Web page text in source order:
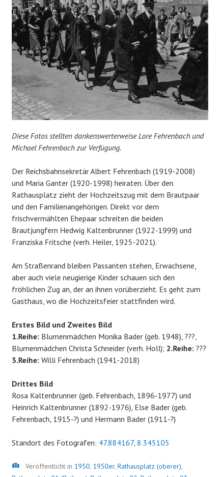
Diese Fotos stellten dankenswerterweise Lore Fehrenbach und
Michael Fehrenbach zur Verfügung.
Der Reichsbahnsekretär Albert Fehrenbach (1919-2008)
und Maria Ganter (1920-1998) heiraten. Über den
Rathausplatz zieht der Hochzeitszug mit dem Brautpaar
und den Familienangehörigen. Direkt vor dem
frischvermählten Ehepaar schreiten die beiden
Brautjungfern Hedwig Kaltenbrunner (1922-1999) und
Franziska Fritsche (verh. Heiler, 1925-2021).
Am Straßenrand bleiben Passanten stehen, Erwachsene,
aber auch viele neugierige Kinder schauen sich den
fröhlichen Zug an, der an ihnen vorüberzieht. Es geht zum
Gasthaus, wo die Hochzeitsfeier stattfinden wird.
Erstes Bild und Zweites Bild
1.Reihe: Blumenmädchen Monika Bader (geb. 1948), ???,
Blumenmädchen Christa Schneider (verh. Holl); 2.Reihe: ???
3.Reihe: Willi Fehrenbach (1941-2018)
Drittes Bild
Rosa Kaltenbrunner (geb. Fehrenbach, 1896-1977) und
Heinrich Kaltenbrunner (1892-1976), Else Bader (geb.
Fehrenbach, 1915-?) und Hermann Bader (1911-?)
Standort des Fotografen: 47.884167, 8.345105
Bild
Veröffentlicht in 1950, 1950er, Rathausplatz (oberer),